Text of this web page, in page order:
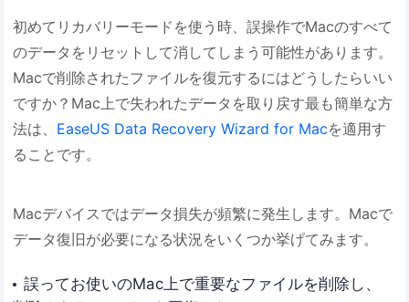
初めてリカバリーモードを使う時、誤操作でMacのすべて
のデータをリセットして消してしまう可能性があります。
Macで削除されたファイルを復元するにはどうしたらいい
ですか？Mac上で失われたデータを取り戻す最も簡単な方
法は、 EaseUS Data Recovery Wizard for Macを適用す
ることです。
Macデバイスではデータ損失が頻繁に発生します。Macで
データ復旧が必要になる状況をいくつか挙げてみます。
誤ってお使いのMac上で重要なファイルを削除し、